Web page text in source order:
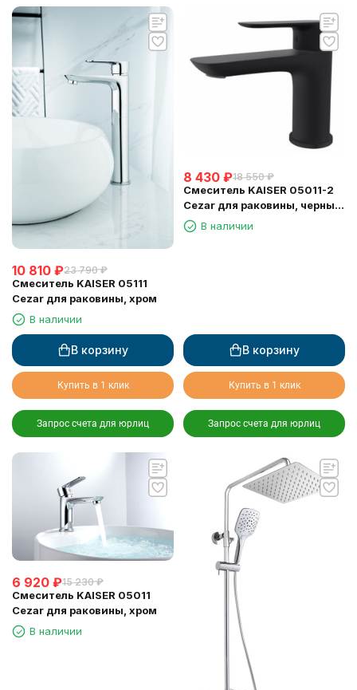
10 810 ₽23 790 ₽
Смеситель KAISER 05111
Cezar для раковины, хром
В наличии
В корзину
Купить в 1 клик
Запрос счета для юрлиц
8 430 ₽18 550 ₽
Смеситель KAISER 05011-2
Cezar для раковины, черный
матовый
В наличии
В корзину
Купить в 1 клик
Запрос счета для юрлиц
6 920 ₽15 230 ₽
Смеситель KAISER 05011
Cezar для раковины, хром
В наличии